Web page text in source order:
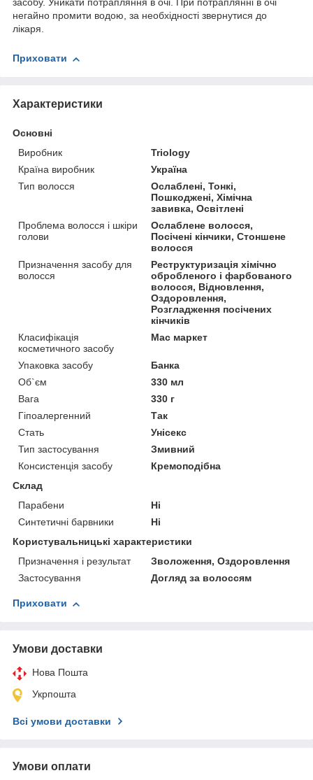
засобу. Уникати потрапляння в очі. При потраплянні в очі
негайно промити водою, за необхідності звернутися до
лікаря.
Приховати
Характеристики
Основні
Виробник
Triology
Країна виробник
Україна
Тип волосся
Ослаблені, Тонкі,
Пошкоджені, Хімічна
завивка, Освітлені
Проблема волосся і шкіри
голови
Ослаблене волосся,
Посічені кінчики, Стоншене
волосся
Призначення засобу для
волосся
Реструктуризація хімічно
обробленого і фарбованого
волосся, Відновлення,
Оздоровлення,
Розгладження посічених
кінчиків
Класифікація
косметичного засобу
Мас маркет
Упаковка засобу
Банка
Об`єм
330 мл
Вага
330 г
Гіпоалергенний
Так
Стать
Унісекс
Тип застосування
Змивний
Консистенція засобу
Кремоподібна
Склад
Парабени
Ні
Синтетичні барвники
Ні
Користувальницькі характеристики
Призначення і результат
Зволоження, Оздоровлення
Застосування
Догляд за волоссям
Приховати
Умови доставки
Нова Пошта
Укрпошта
Всі умови доставки
Умови оплати